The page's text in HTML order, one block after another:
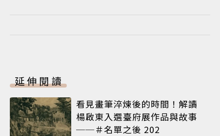
延伸閱讀
看見畫筆淬煉後的時間！解讀
楊啟東入選臺府展作品與故事
──＃名單之後 202